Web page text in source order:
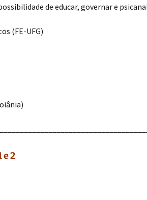
de educar, governar e
(FE-UFG)
e 2